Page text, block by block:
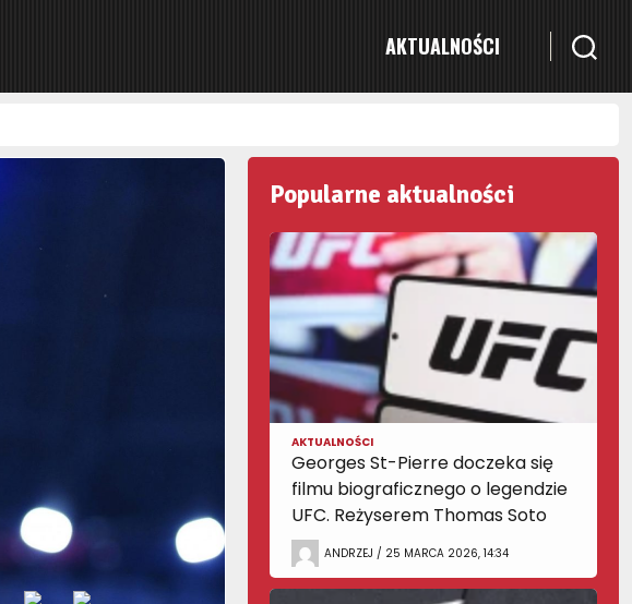
AKTUALNOŚCI
Popularne aktualności
AKTUALNOŚCI
Georges St-Pierre doczeka się
filmu biograficznego o legendzie
UFC. Reżyserem Thomas Soto
ANDRZEJ / 25 MARCA 2026, 14:34